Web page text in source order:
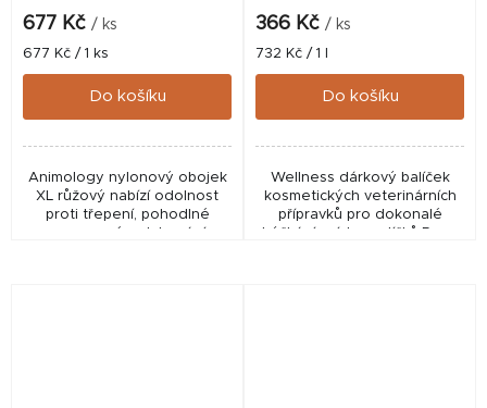
677 Kč / ks
Měrná
cena:
677 Kč / 1 ks
Do košíku
Animology nylonový obojek
XL růžový nabízí odolnost
proti třepení, pohodlné
366 Kč / ks
Měrná
cena:
732 Kč / 1 l
Do košíku
Wellness dárkový balíček
kosmetických veterinárních
přípravků pro dokonalé